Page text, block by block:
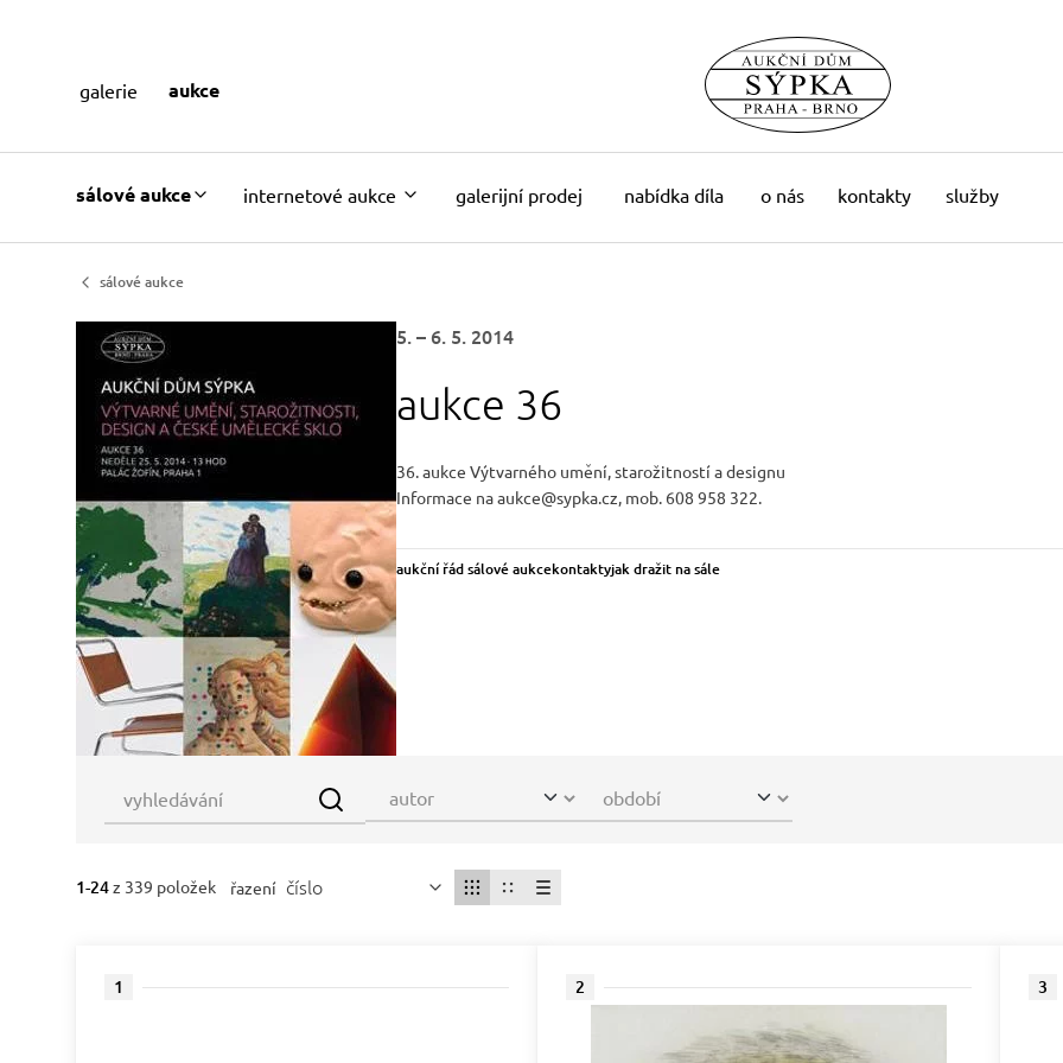
sálové aukce internetové aukce galerijní prodej nabídka díla o nás kontakty služby
galerie aukce
sálové aukce
5. – 6. 5. 2014
aukce 36
36. aukce Výtvarného umění, starožitností a designu
Informace na aukce@sypka.cz, mob. 608 958 322.
aukční řád sálové aukcekontaktyjak dražit na sále
1-24z 339 položek řazení číslo
1 2 3